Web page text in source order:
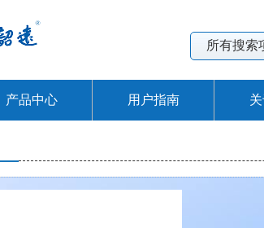
产品中心 用户指南